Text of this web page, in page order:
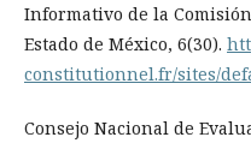
Informativo de la
Estado de México, 6(30).
constitutionnel.fr/sites/
Consejo Nacional de